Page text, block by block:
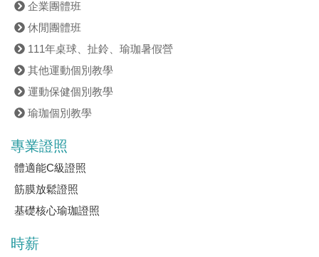
企業團體班
休閒團體班
111年桌球、扯鈴、瑜珈暑假營
其他運動個別教學
運動保健個別教學
瑜珈個別教學
專業證照
體適能C級證照
筋膜放鬆證照
基礎核心瑜珈證照
時薪